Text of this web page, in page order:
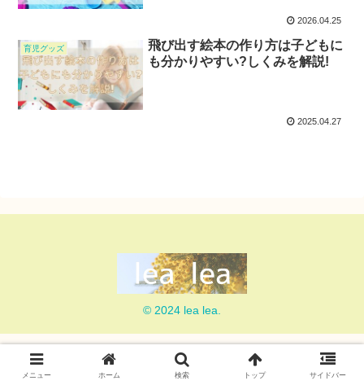
2026.04.25
育児グッズ
飛び出す絵本の作り方は子どもに
も分かりやすい?しくみを解説!
2025.04.27
© 2024 lea lea.
メニュー ホーム 検索 トップ サイドバー